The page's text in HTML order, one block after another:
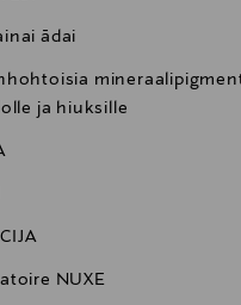
ādai
ja hiuksille
NUXE